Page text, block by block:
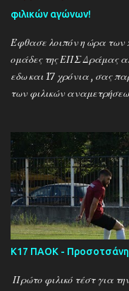
φιλικών αγώνων!
Έφθασε λοιπόν η ώρα των
ομάδες της ΕΠΣ Δράμας
εδω και 17 χρόνια , σας
των φιλικών
Ξηροποτάμος -
Μαυρόβατος -
(7/8)
--------- Ν. Αμισος -
Κ17 ΠΑΟΚ - Προσοτσάνη
Πρώτο φιλικό τέστ για